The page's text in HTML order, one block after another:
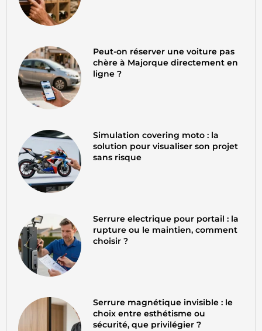
Peut-on réserver une voiture pas
chère à Majorque directement en
ligne ?
Simulation covering moto : la
solution pour visualiser son projet
sans risque
Serrure electrique pour portail : la
rupture ou le maintien, comment
choisir ?
Serrure magnétique invisible : le
choix entre esthétisme ou
sécurité, que privilégier ?